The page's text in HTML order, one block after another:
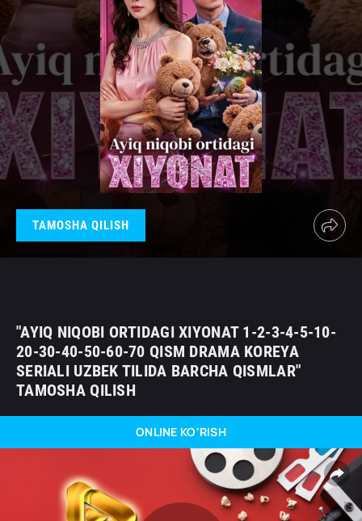
TAMOSHA QILISH
"AYIQ NIQOBI ORTIDAGI XIYONAT 1-2-3-4-5-10-
20-30-40-50-60-70 QISM DRAMA KOREYA
SERIALI UZBEK TILIDA BARCHA QISMLAR"
TAMOSHA QILISH
ONLINE KO'RISH